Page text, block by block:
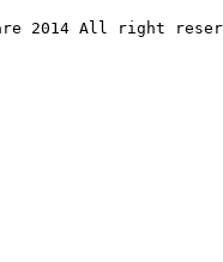
2014 All right